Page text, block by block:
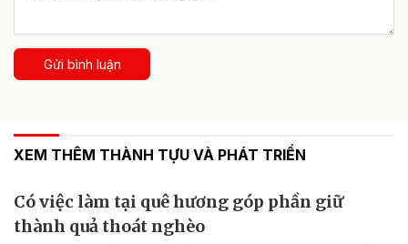
Gửi bình luận
XEM THÊM THÀNH TỰU VÀ PHÁT TRIỂN
Có việc làm tại quê hương góp phần giữ
thành quả thoát nghèo